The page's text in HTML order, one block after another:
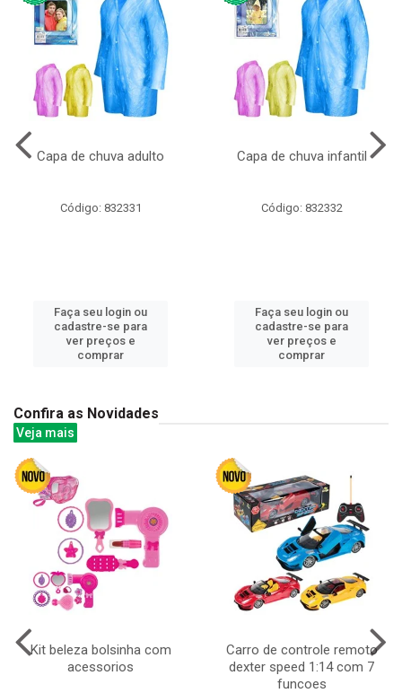
Capa de chuva adulto
Código: 832331
Faça seu login ou
cadastre-se para
ver preços e
comprar
Capa de chuva infantil
Código: 832332
Faça seu login ou
cadastre-se para
ver preços e
comprar
Confira as Novidades
Veja mais
Kit beleza bolsinha com
acessorios
Carro de controle remoto
dexter speed 1:14 com 7
funcoes